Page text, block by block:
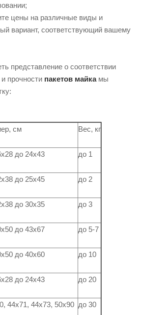
цены на различные виды и
вариант, соответствующий вашему
представление о соответствии
прочности пакетов майкамы
см Вес, кг
до 24х43 до 1
до 25х45 до 2
до 30х35 до 3
до 43х67 до 5-7
до 40х60 до 10
до 24х43 до 20
44х71, 44х73, 50х90 до 30